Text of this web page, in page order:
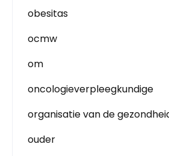
obesitas
ocmw
om
oncologieverpleegkundige
organisatie van de
ouder